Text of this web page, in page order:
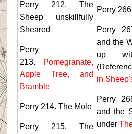
Perry 212. The
Sheep unskillfully
Sheared
Perry
213.
Pomegranate,
Apple Tree, and
Bramble
Perry 214. The Mole
Perry 215. The
Perry
Perry
and the
up
in
Perry
and the
under